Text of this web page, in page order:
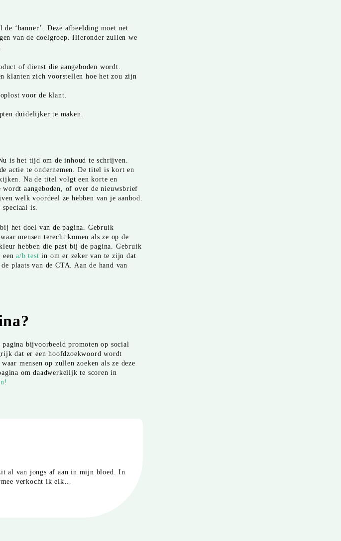
‘banner’. Deze afbeelding moet net
van de doelgroep. Hieronder zullen we
of dienst die aangeboden wordt.
klanten zich voorstellen hoe het zou zijn
voor de klant.
duidelijker te maken.
is het tijd om de inhoud te schrijven.
actie te ondernemen. De titel is kort en
Na de titel volgt een korte en
aangeboden, of over de nieuwsbrief
welk voordeel ze hebben van je aanbod.
is.
het doel van de pagina. Gebruik
mensen terecht komen als ze op de
hebben die past bij de pagina. Gebruik
eena/b test in om er zeker van te zijn dat
plaats van de CTA. Aan de hand van
bijvoorbeeld promoten op social
dat er een hoofdzoekwoord wordt
mensen op zullen zoeken als ze deze
om daadwerkelijk te scoren in
al van jongs af aan in mijn bloed. In
verkocht ik elk…